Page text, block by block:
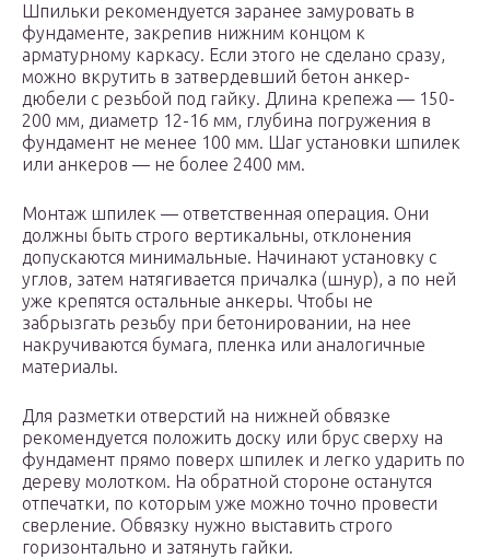
Шпильки рекомендуется заранее замуровать в
фундаменте, закрепив нижним концом к
арматурному каркасу. Если этого не сделано сразу,
можно вкрутить в затвердевший бетон анкер-
дюбели с резьбой под гайку. Длина крепежа — 150-
200 мм, диаметр 12-16 мм, глубина погружения в
фундамент не менее 100 мм. Шаг установки шпилек
или анкеров — не более 2400 мм.
Монтаж шпилек — ответственная операция. Они
должны быть строго вертикальны, отклонения
допускаются минимальные. Начинают установку с
углов, затем натягивается причалка (шнур), а по ней
уже крепятся остальные анкеры. Чтобы не
забрызгать резьбу при бетонировании, на нее
накручиваются бумага, пленка или аналогичные
материалы.
Для разметки отверстий на нижней обвязке
рекомендуется положить доску или брус сверху на
фундамент прямо поверх шпилек и легко ударить по
дереву молотком. На обратной стороне останутся
отпечатки, по которым уже можно точно провести
сверление. Обвязку нужно выставить строго
горизонтально и затянуть гайки.